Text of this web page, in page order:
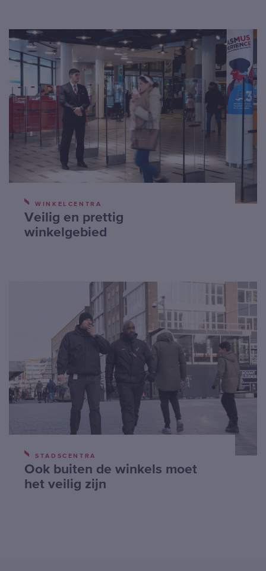
WINKELCENTRA
Veilig en prettig
winkelgebied
STADSCENTRA
Ook buiten de winkels moet
het veilig zijn